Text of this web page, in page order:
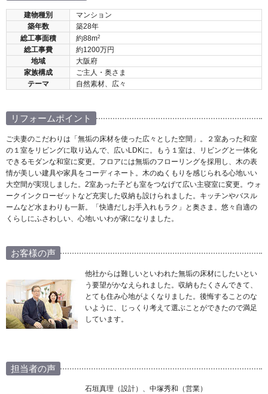
建物種別
マンション
築年数
築28年
総工事面積
約88m2
総工事費
約1200万円
地域
大阪府
家族構成
ご主人・奥さま
テーマ
自然素材、広々
リフォームポイント
ご夫妻のこだわりは「無垢の床材を使った広々とした空間」。２室あった和室
の１室をリビングに取り込んで、広いLDKに。もう１室は、リビングと一体化
できるモダンな和室に変更。フロアには無垢のフローリングを採用し、木の表
情が美しい建具や家具をコーディネート。木のぬくもりを感じられる心地いい
大空間が実現しました。2室あった子ども室をつなげて広い主寝室に変更。ウォ
ークインクローゼットなど充実した収納も設けられました。キッチンやバスル
ームなど水まわりも一新。「快適だしお手入れもラク」と奥さま。悠々自適の
くらしにふさわしい、心地いいわが家になりました。
お客様の声
他社からは難しいといわれた無垢の床材にしたいとい
う要望がかなえられました。収納もたくさんできて、
とても住み心地がよくなりました。後悔することのな
いように、じっくり考えて選ぶことができたので満足
しています。
担当者の声
石垣真理（設計）、中塚秀和（営業）